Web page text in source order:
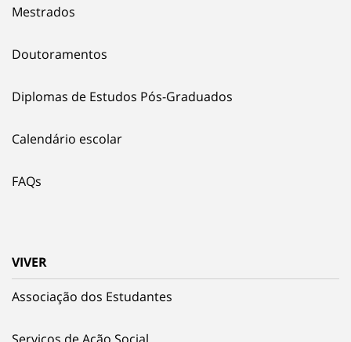
Mestrados
Doutoramentos
Diplomas de Estudos Pós-Graduados
Calendário escolar
FAQs
VIVER
Associação dos Estudantes